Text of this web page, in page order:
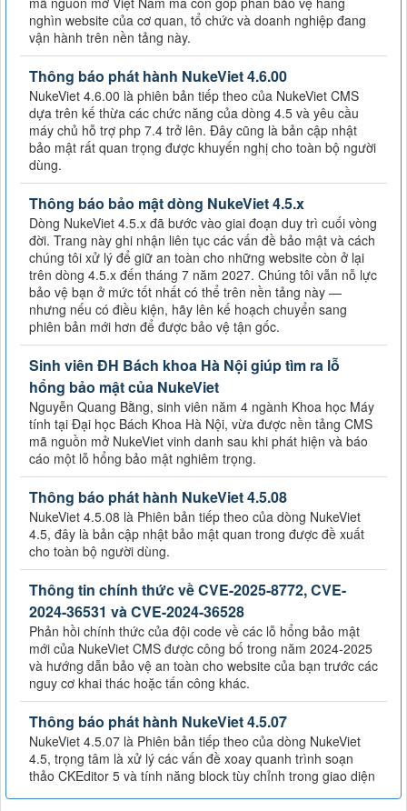
nghìn website của cơ quan, tổ chức và doanh nghiệp đang
vận hành trên nền tảng này.
Thông báo phát hành NukeViet 4.6.00
NukeViet 4.6.00 là phiên bản tiếp theo của NukeViet CMS
dựa trên kế thừa các chức năng của dòng 4.5 và yêu cầu
máy chủ hỗ trợ php 7.4 trở lên. Đây cũng là bản cập nhật
bảo mật rất quan trọng được khuyến nghị cho toàn bộ người
dùng.
Thông báo bảo mật dòng NukeViet 4.5.x
Dòng NukeViet 4.5.x đã bước vào giai đoạn duy trì cuối vòng
đời. Trang này ghi nhận liên tục các vấn đề bảo mật và cách
chúng tôi xử lý để giữ an toàn cho những website còn ở lại
trên dòng 4.5.x đến tháng 7 năm 2027. Chúng tôi vẫn nỗ lực
bảo vệ bạn ở mức tốt nhất có thể trên nền tảng này —
nhưng nếu có điều kiện, hãy lên kế hoạch chuyển sang
phiên bản mới hơn để được bảo vệ tận gốc.
Sinh viên ĐH Bách khoa Hà Nội giúp tìm ra lỗ
hổng bảo mật của NukeViet
Nguyễn Quang Bằng, sinh viên năm 4 ngành Khoa học Máy
tính tại Đại học Bách Khoa Hà Nội, vừa được nền tảng CMS
mã nguồn mở NukeViet vinh danh sau khi phát hiện và báo
cáo một lỗ hổng bảo mật nghiêm trọng.
Thông báo phát hành NukeViet 4.5.08
NukeViet 4.5.08 là Phiên bản tiếp theo của dòng NukeViet
4.5, đây là bản cập nhật bảo mật quan trong được đề xuất
cho toàn bộ người dùng.
Thông tin chính thức về CVE-2025-8772, CVE-
2024-36531 và CVE-2024-36528
Phản hồi chính thức của đội code về các lỗ hổng bảo mật
mới của NukeViet CMS được công bố trong năm 2024-2025
và hướng dẫn bảo vệ an toàn cho website của bạn trước các
nguy cơ khai thác hoặc tấn công khác.
Thông báo phát hành NukeViet 4.5.07
NukeViet 4.5.07 là Phiên bản tiếp theo của dòng NukeViet
4.5, trọng tâm là xử lý các vấn đề xoay quanh trình soạn
thảo CKEditor 5 và tính năng block tùy chỉnh trong giao diện